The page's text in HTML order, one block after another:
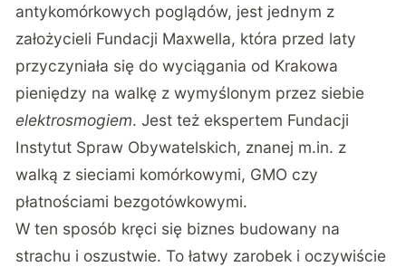
antykomórkowych poglądów, jest jednym z
założycieli Fundacji Maxwella, która przed laty
przyczyniała się dowyciągania od Krakowa
pieniędzy na walkę z wymyślonym przez siebie
elektrosmogiem. Jest też ekspertem Fundacji
Instytut Spraw Obywatelskich, znanej m.in. z
walką z sieciami komórkowymi, GMO czy
płatnościami bezgotówkowymi.
W ten sposób kręci się biznes budowany na
strachu i oszustwie. To łatwy zarobek i oczywiście